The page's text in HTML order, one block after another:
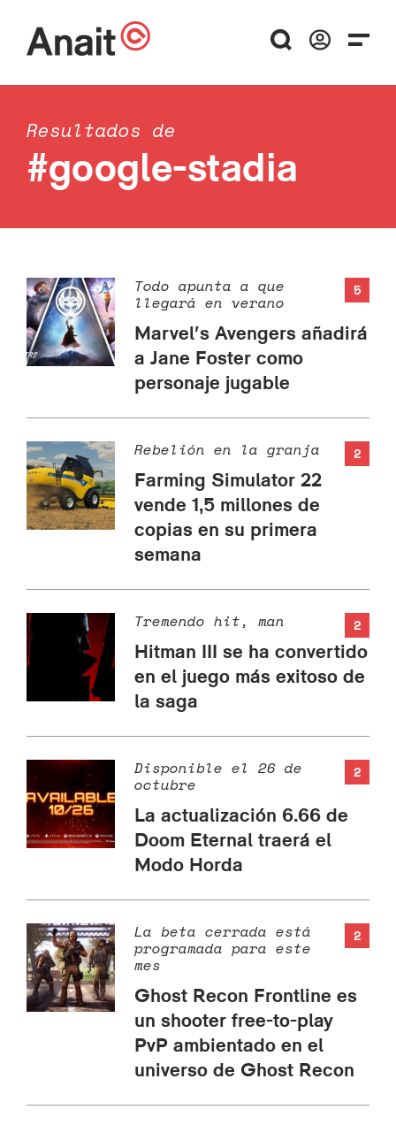
Resultados de
#google-stadia
5
Todo apunta a que
llegará en verano
Marvel’s Avengers añadirá
a Jane Foster como
personaje jugable
2
Rebelión en la granja
Farming Simulator 22
vende 1,5 millones de
copias en su primera
semana
2
Tremendo hit, man
Hitman III se ha convertido
en el juego más exitoso de
la saga
2
Disponible el 26 de
octubre
La actualización 6.66 de
Doom Eternal traerá el
Modo Horda
2
La beta cerrada está
programada para este
mes
Ghost Recon Frontline es
un shooter free-to-play
PvP ambientado en el
universo de Ghost Recon